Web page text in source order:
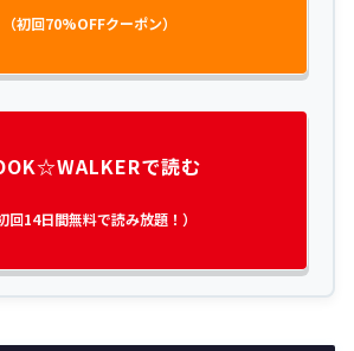
（初回70%OFFクーポン）
で読む
初回14日間無料で読み放題！）